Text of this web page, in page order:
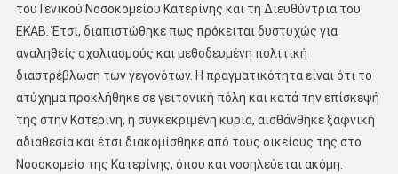
του Γενικού Νοσοκομείου Κατερίνης και τη Διευθύντρια του
ΕΚΑΒ. Έτσι, διαπιστώθηκε πως πρόκειται δυστυχώς για
αναληθείς σχολιασμούς και μεθοδευμένη πολιτική
διαστρέβλωση των γεγονότων. Η πραγματικότητα είναι ότι το
ατύχημα προκλήθηκε σε γειτονική πόλη και κατά την επίσκεψή
της στην Κατερίνη, η συγκεκριμένη κυρία, αισθάνθηκε ξαφνική
αδιαθεσία και έτσι διακομίσθηκε από τους οικείους της στο
Νοσοκομείο της Κατερίνης, όπου και νοσηλεύεται ακόμη.